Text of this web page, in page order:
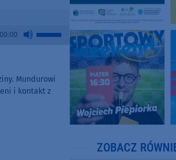
00:00
Use
Up/Down
to
increase
Mundurowi
i kontakt z
ZOBACZ